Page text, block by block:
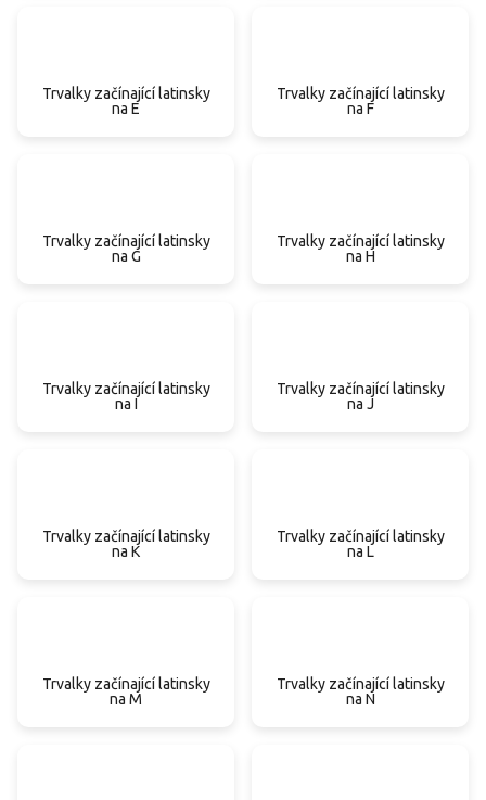
Trvalky začínající latinsky
na E
Trvalky začínající latinsky
na F
Trvalky začínající latinsky
na G
Trvalky začínající latinsky
na H
Trvalky začínající latinsky
na I
Trvalky začínající latinsky
na J
Trvalky začínající latinsky
na K
Trvalky začínající latinsky
na L
Trvalky začínající latinsky
na M
Trvalky začínající latinsky
na N